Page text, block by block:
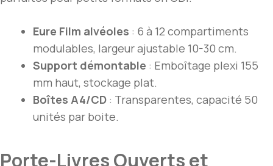
Eure Film alvéoles : 6 à 12 compartiments
modulables, largeur ajustable 10-30 cm.
Support démontable : Emboîtage plexi 155
mm haut, stockage plat.
Boîtes A4/CD : Transparentes, capacité 50
unités par boite.
Porte-Livres Ouverts et